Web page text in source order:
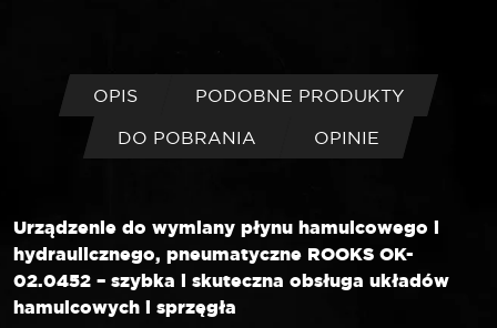
płynu
hamulcowego
i
OPIS
PODOBNE PRODUKTY
DO POBRANIA
OPINIE
Urządzenie do wymiany płynu hamulcowego i
hydraulicznego, pneumatyczne ROOKS OK-
02.0452 – szybka i skuteczna obsługa układów
hamulcowych i sprzęgła